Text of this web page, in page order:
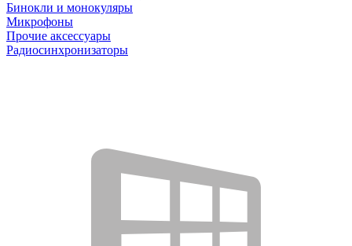
Бинокли и монокуляры
Микрофоны
Прочие аксессуары
Радиосинхронизаторы